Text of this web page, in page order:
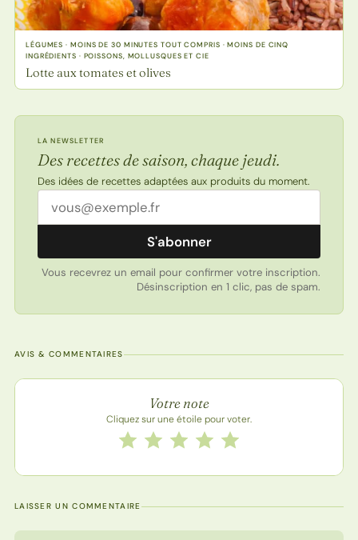
LÉGUMES · MOINS DE 30 MINUTES TOUT COMPRIS · MOINS DE CINQ
INGRÉDIENTS · POISSONS, MOLLUSQUES ET CIE
Lotte aux tomates et olives
LA NEWSLETTER
Des recettes de saison, chaque jeudi.
Des idées de recettes adaptées aux produits du moment.
Adresse email
S'abonner
Vous recevrez un email pour confirmer votre inscription.
Désinscription en 1 clic, pas de spam.
AVIS & COMMENTAIRES
Note de la recette
Votre note
Cliquez sur une étoile pour voter.
Notez cette recette de 1 à 5 étoiles
5 étoiles
4 étoiles
3 étoiles
2 étoiles
1 étoile
LAISSER UN COMMENTAIRE